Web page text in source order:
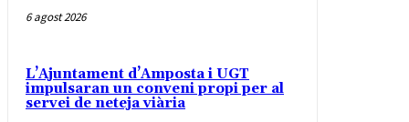
6 agost 2026
L’Ajuntament d’Amposta i UGT
impulsaran un conveni propi per al
servei de neteja viària